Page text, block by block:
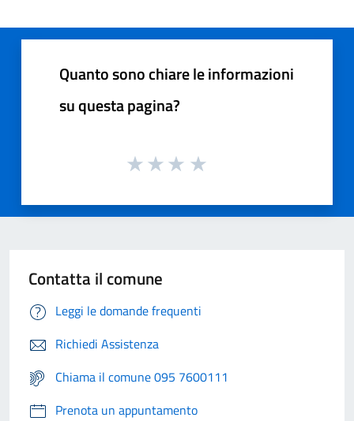
Quanto sono chiare le informazioni
su questa pagina?
Contatta il comune
Leggi le domande frequenti
Richiedi Assistenza
Chiama il comune 095 7600111
Prenota un appuntamento